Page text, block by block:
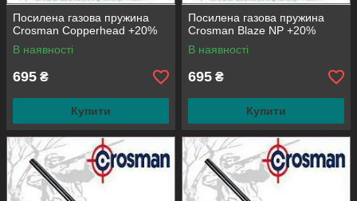
Посилена газова пружина
Crosman Copperhead +20%
В наявності
695 ₴
Купити
Посилена газова пружина
Crosman Blaze NP +20%
В наявності
695 ₴
Купити